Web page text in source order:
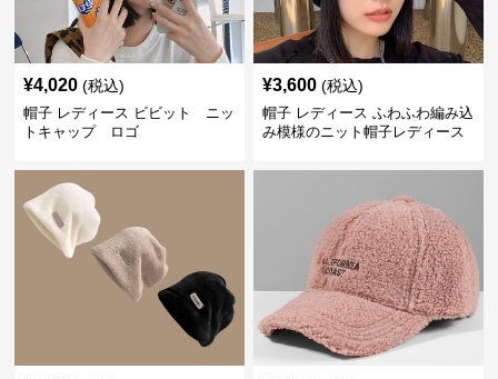
¥4,020 (税込)
帽子 レディース ビビット ニッ
トキャップ ロゴ
¥3,600 (税込)
帽子 レディース ふわふわ編み込
み模様のニット帽子レディース